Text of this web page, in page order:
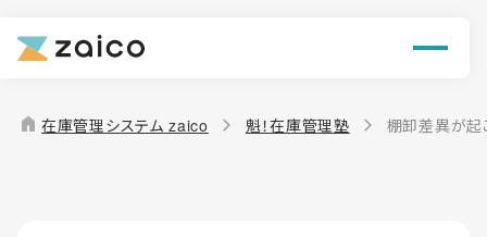
機能
解決できる課題
home 在庫管理システム zaico 魁！在庫管理塾 棚卸差異が起